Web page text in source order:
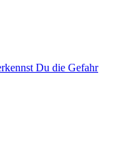
Du die Gefahr